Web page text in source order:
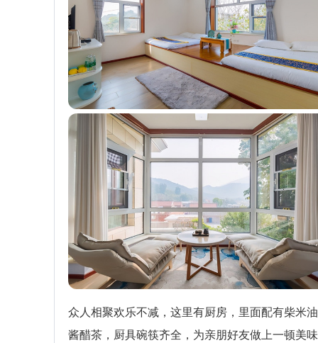
众人相聚欢乐不减，这里有厨房，里面配有柴米
酱醋茶，厨具碗筷齐全，为亲朋好友做上一顿美